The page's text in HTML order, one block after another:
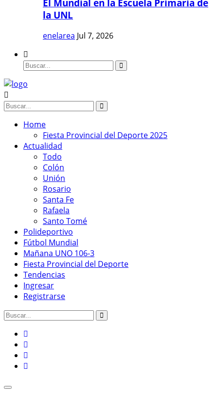
El Mundial en la Escuela Primaria de
la UNL
enelarea Jul 7, 2026
Home
Fiesta Provincial del Deporte 2025
Actualidad
Todo
Colón
Unión
Rosario
Santa Fe
Rafaela
Santo Tomé
Polideportivo
Fútbol Mundial
Mañana UNO 106-3
Fiesta Provincial del Deporte
Tendencias
Ingresar
Registrarse